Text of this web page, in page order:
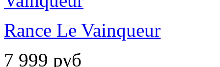
Rance Le Vainqueur
7 999 руб